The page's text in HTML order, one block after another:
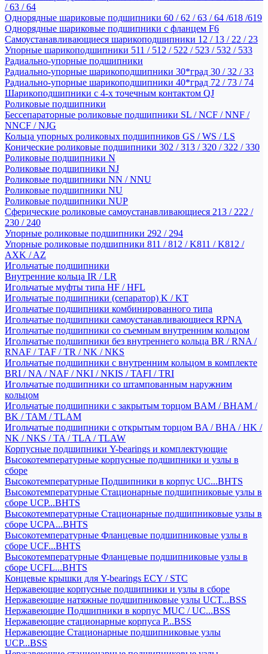
/ 63 / 64
Однорядные шариковые подшипники 60 / 62 / 63 / 64 /618 /619
Однорядные шариковые подшипники с фланцем F6
Самоустанавливающиеся шарикоподшипники 12 / 13 / 22 / 23
Упорные шарикоподшипники 511 / 512 / 522 / 523 / 532 / 533
Радиально-упорные подшипники
Радиально-упорные шарикоподшипники 30*град 30 / 32 / 33
Радиально-упорные шарикоподшипники 40*град 72 / 73 / 74
Шарикоподшипники с 4-х точечным контактом QJ
Роликовые подшипники
Бессепараторные роликовые подшипники SL / NCF / NNF /
NNCF / NJG
Кольца упорных роликовых подшипников GS / WS / LS
Конические роликовые подшипники 302 / 313 / 320 / 322 / 330
Роликовые подшипники N
Роликовые подшипники NJ
Роликовые подшипники NN / NNU
Роликовые подшипники NU
Роликовые подшипники NUP
Сферические роликовые самоустанавливающиеся 213 / 222 /
230 / 240
Упорные роликовые подшипники 292 / 294
Упорные роликовые подшипники 811 / 812 / K811 / K812 /
AXK / AZ
Игольчатые подшипники
Внутренние кольца IR / LR
Игольчатые муфты типа HF / HFL
Игольчатые подшипники (сепаратор) K / KT
Игольчатые подшипники комбинированного типа
Игольчатые подшипники самоустанавливающиеся RPNA
Игольчатые подшипники со съемным внутренним кольцом
Игольчатые подшипники без внутреннего кольца BR / RNA /
RNAF / TAF / TR / NK / NKS
Игольчатые подшипники с внутренним кольцом в комплекте
BRI / NA / NAF / NKI / NKIS / TAFI / TRI
Игольчатые подшипники со штампованным наружним
кольцом
Игольчатые подшипники с закрытым торцом BAM / BHAM /
BK / TAM / TLAM
Игольчатые подшипники с открытым торцом BA / BHA / HK /
NK / NKS / TA / TLA / TLAW
Корпусные подшипники Y-bearings и комплектующие
Высокотемпературные корпусные подшипники и узлы в
сборе
Высокотемпературные Подшипники в корпус UC...BHTS
Высокотемпературные Стационарные подшипниковые узлы в
сборе UCP...BHTS
Высокотемпературные Стационарные подшипниковые узлы в
сборе UCPA...BHTS
Высокотемпературные Фланцевые подшипниковые узлы в
сборе UCF...BHTS
Высокотемпературные Фланцевые подшипниковые узлы в
сборе UCFL...BHTS
Концевые крышки для Y-bearings ECY / STC
Нержавеющие корпусные подшипники и узлы в сборе
Нержавеющие натяжные подшипниковые узлы UCT...BSS
Нержавеющие Подшипники в корпус MUC / UC...BSS
Нержавеющие стационарные корпуса P...BSS
Нержавеющие Стационарные подшипниковые узлы
UCP...BSS